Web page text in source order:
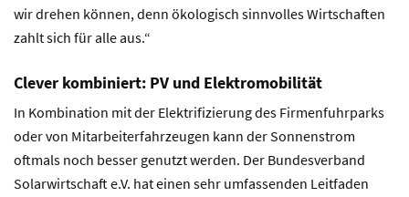
wir drehen können, denn ökologisch sinnvolles Wirtschaften
zahlt sich für alle aus.“
Clever kombiniert: PV und Elektromobilität
In Kombination mit der Elektrifizierung des Firmenfuhrparks
oder von Mitarbeiterfahrzeugen kann der Sonnenstrom
oftmals noch besser genutzt werden. Der Bundesverband
Solarwirtschaft e.V. hat einen sehr umfassenden Leitfaden